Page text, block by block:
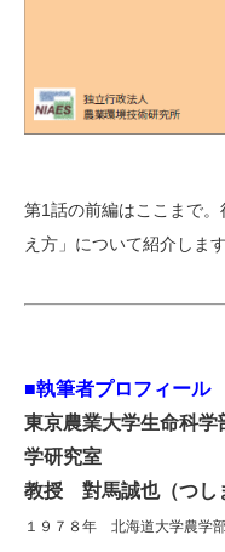
第1話の前編はここまで
え方」について紹介します
■執筆者プロフィール
東京農業大学生命科
学研究室
教授 對馬誠也（つし
１９７８年 北海道大学農学